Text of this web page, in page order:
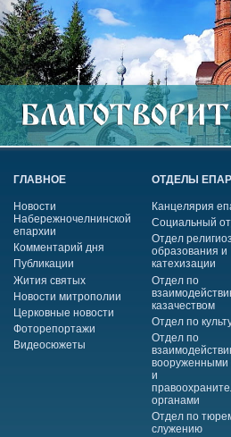
ГЛАВНОЕ
Новости
Набережночелнинской
епархии
Комментарий дня
Публикации
Жития святых
Новости митрополии
Церковные новости
Фоторепортажи
Видеосюжеты
ОТДЕЛЫ
Канцелярия
Социальный
Отдел
образования и
катехизации
Отдел по
казачеством
Отдел по
Отдел по
вооруженными
и
органами
Отдел по
служению